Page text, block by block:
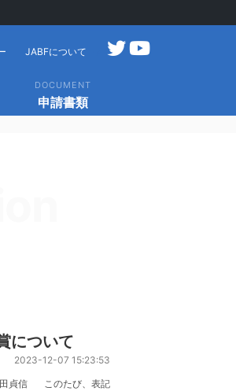
JABFについて
DOCUMENT
申請書類
について
2023-12-07 15:23:53
田貞信 このたび、表記